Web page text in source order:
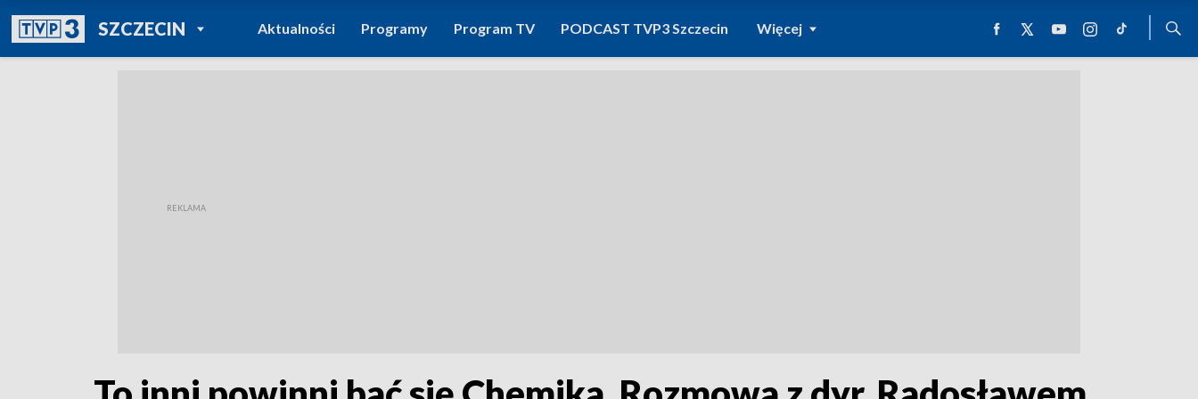
SZCZECINPOWRÓT DO
TVP REGIONY
Aktualności Programy Program TV PODCAST TVP3 Szczecin Więcej